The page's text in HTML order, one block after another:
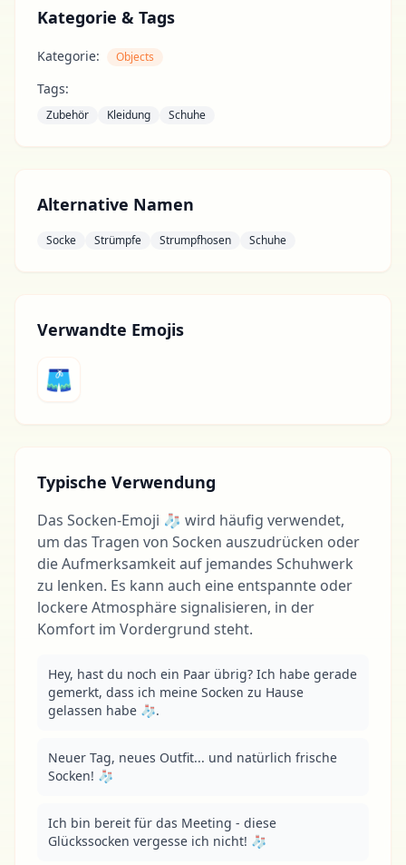
Kategorie & Tags
Kategorie: Objects
Tags:
Zubehör Kleidung Schuhe
Alternative Namen
Socke Strümpfe Strumpfhosen Schuhe
Verwandte Emojis
🩳
Typische Verwendung
Das Socken-Emoji 🧦 wird häufig verwendet,
um das Tragen von Socken auszudrücken oder
die Aufmerksamkeit auf jemandes Schuhwerk
zu lenken. Es kann auch eine entspannte oder
lockere Atmosphäre signalisieren, in der
Komfort im Vordergrund steht.
Hey, hast du noch ein Paar übrig? Ich habe gerade
gemerkt, dass ich meine Socken zu Hause
gelassen habe 🧦.
Neuer Tag, neues Outfit... und natürlich frische
Socken! 🧦
Ich bin bereit für das Meeting - diese
Glückssocken vergesse ich nicht! 🧦